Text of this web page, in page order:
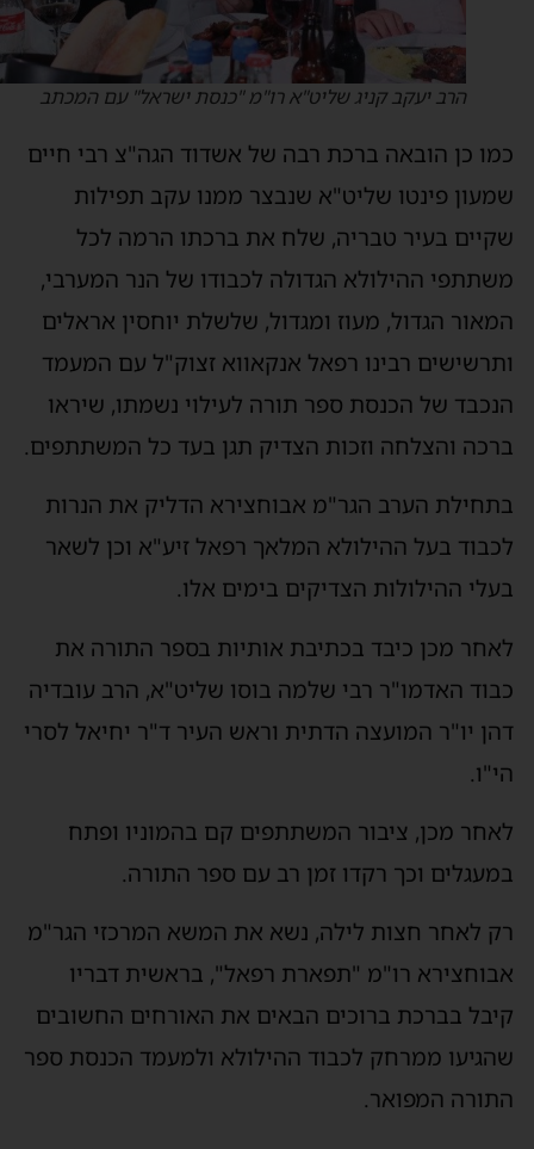
הרב יעקב קניג שליט"א רו"מ "כנסת ישראל" עם המכתב
כן הובאה ברכת רבה של אשדוד הגה"צ רבי חיים
פינטו שליט"א שנבצר ממנו עקב תפילות
בעיר טבריה, שלח את ברכתו הרמה לכל
ההילולא הגדולה לכבודו של הנר המערבי,
הגדול, מעוז ומגדול, שלשלת יוחסין אראלים
רבינו רפאל אנקאווא זצוק"ל עם המעמד
של הכנסת ספר תורה לעילוי נשמתו, שיראו
והצלחה וזכות הצדיק תגן בעד כל המשתתפים.
הערב הגר"מ אבוחצירא הדליק את הנרות
בעל ההילולא המלאך רפאל זיע"א וכן לשאר
ההילולות הצדיקים בימים אלו.
מכן כיבד בכתיבת אותיות בספר התורה את
האדמו"ר רבי שלמה בוסו שליט"א, הרב עובדיה
יו"ר המועצה הדתית וראש העיר ד"ר יחיאל לסרי
מכן, ציבור המשתתפים קם בהמוניו ופתח
וכך רקדו זמן רב עם ספר התורה.
לאחר חצות לילה, נשא את המשא המרכזי הגר"מ
רו"מ "תפארת רפאל", בראשית דבריו
בברכת ברוכים הבאים את האורחים החשובים
ממרחק לכבוד ההילולא ולמעמד הכנסת ספר
המפואר.